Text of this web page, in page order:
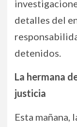
detalles del
detenidos.
La hermana
justicia
Esta mañana,